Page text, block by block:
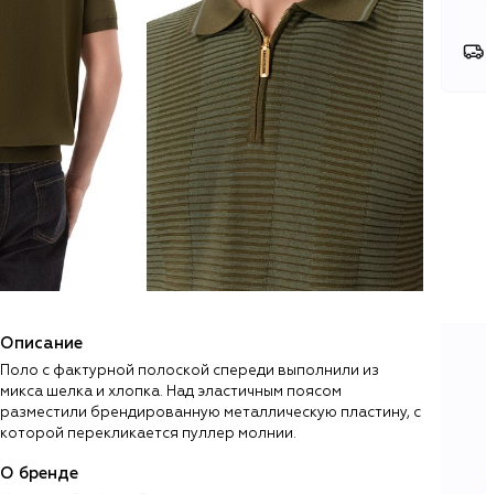
Описание
Поло с фактурной полоской спереди выполнили из
микса шелка и хлопка. Над эластичным поясом
разместили брендированную металлическую пластину, с
которой перекликается пуллер молнии.
О бренде